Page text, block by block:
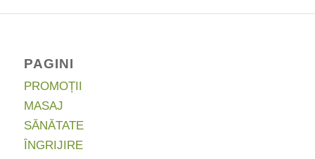
PAGINI
PROMOȚII
MASAJ
SĂNĂTATE
ÎNGRIJIRE